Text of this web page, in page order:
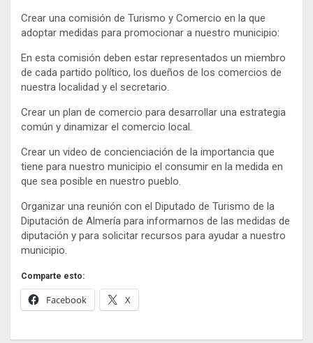
Crear una comisión de Turismo y Comercio en la que
adoptar medidas para promocionar a nuestro municipio:
En esta comisión deben estar representados un miembro
de cada partido político, los dueños de los comercios de
nuestra localidad y el secretario.
Crear un plan de comercio para desarrollar una estrategia
común y dinamizar el comercio local.
Crear un video de concienciación de la importancia que
tiene para nuestro municipio el consumir en la medida en
que sea posible en nuestro pueblo.
Organizar una reunión con el Diputado de Turismo de la
Diputación de Almería para informarnos de las medidas de
diputación y para solicitar recursos para ayudar a nuestro
municipio.
Comparte esto:
Facebook X